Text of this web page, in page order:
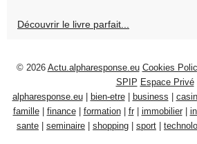
Découvrir le livre parfait...
© 2026 Actu.alpharesponse.eu Cookies
SPIP Espace Privé
alpharesponse.eu| bien-etre| business
famille| finance| formation| fr| immobilier|
sante
seminaire shopping sport